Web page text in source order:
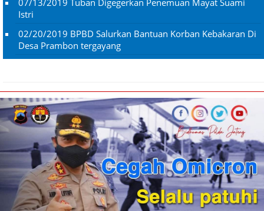
07/13/2019 Tuban Digegerkan Penemuan Mayat Suami
Istri
02/20/2019 BPBD Salurkan Bantuan Korban Kebakaran Di
Desa Prambon tergayang